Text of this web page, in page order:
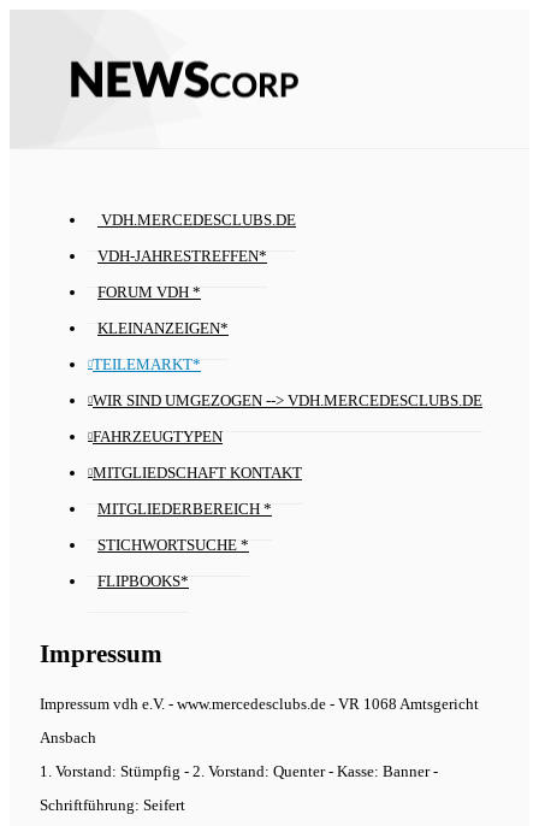
VDH.MERCEDESCLUBS.DE
VDH-JAHRESTREFFEN*
FORUM VDH *
KLEINANZEIGEN*
TEILEMARKT*
WIR SIND UMGEZOGEN --> VDH.MERCEDESCLUBS.DE
FAHRZEUGTYPEN
MITGLIEDSCHAFT KONTAKT
MITGLIEDERBEREICH *
STICHWORTSUCHE *
FLIPBOOKS*
Impressum
Impressum vdh e.V. - www.mercedesclubs.de - VR 1068 Amtsgericht
Ansbach
1. Vorstand: Stümpfig - 2. Vorstand: Quenter - Kasse: Banner -
Schriftführung: Seifert